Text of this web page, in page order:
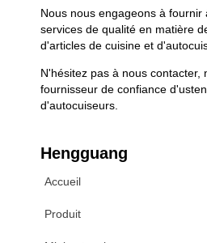
Nous nous engageons à
services de qualité en matière
d'articles de cuisine et
N'hésitez pas à nous contacter,
fournisseur de confiance
d'autocuiseurs.
Hengguang
Accueil
Produit